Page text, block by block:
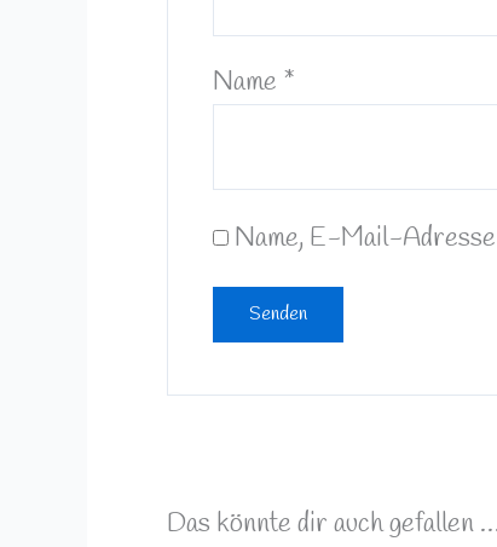
Name *
Name, E-Mail-Adresse
Das könnte dir auch gefallen